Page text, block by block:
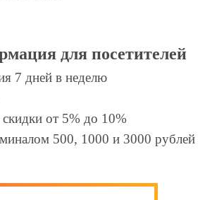
для посетителей
7 дней в неделю
от 5% до 10%
500, 1000 и 3000 рублей